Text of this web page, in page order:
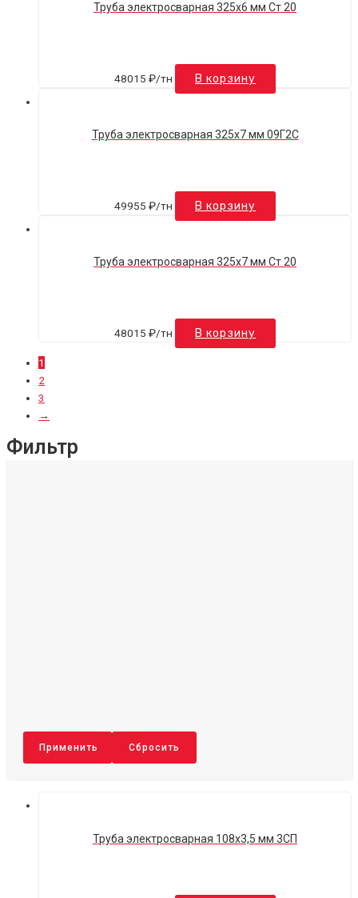
Труба электросварная 325х6 мм Ст 20
48015 ₽/тн В корзину
Труба электросварная 325х7 мм 09Г2С
49955 ₽/тн В корзину
Труба электросварная 325х7 мм Ст 20
48015 ₽/тн В корзину
1
2
3
→
Фильтр
Применить Сбросить
Труба электросварная 108х3,5 мм 3СП